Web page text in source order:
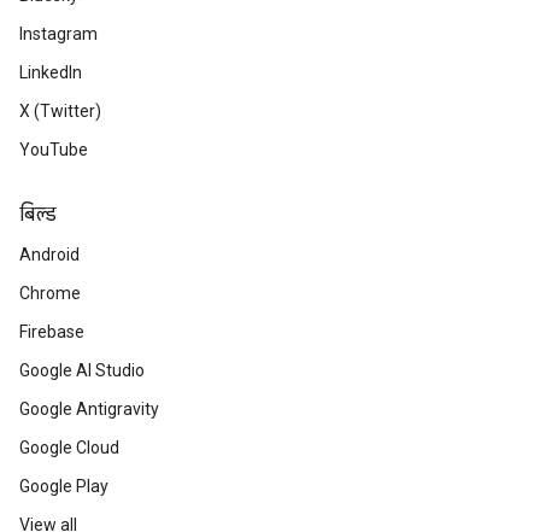
Instagram
LinkedIn
X (Twitter)
YouTube
बिल्ड
Android
Chrome
Firebase
Google AI Studio
Google Antigravity
Google Cloud
Google Play
View all